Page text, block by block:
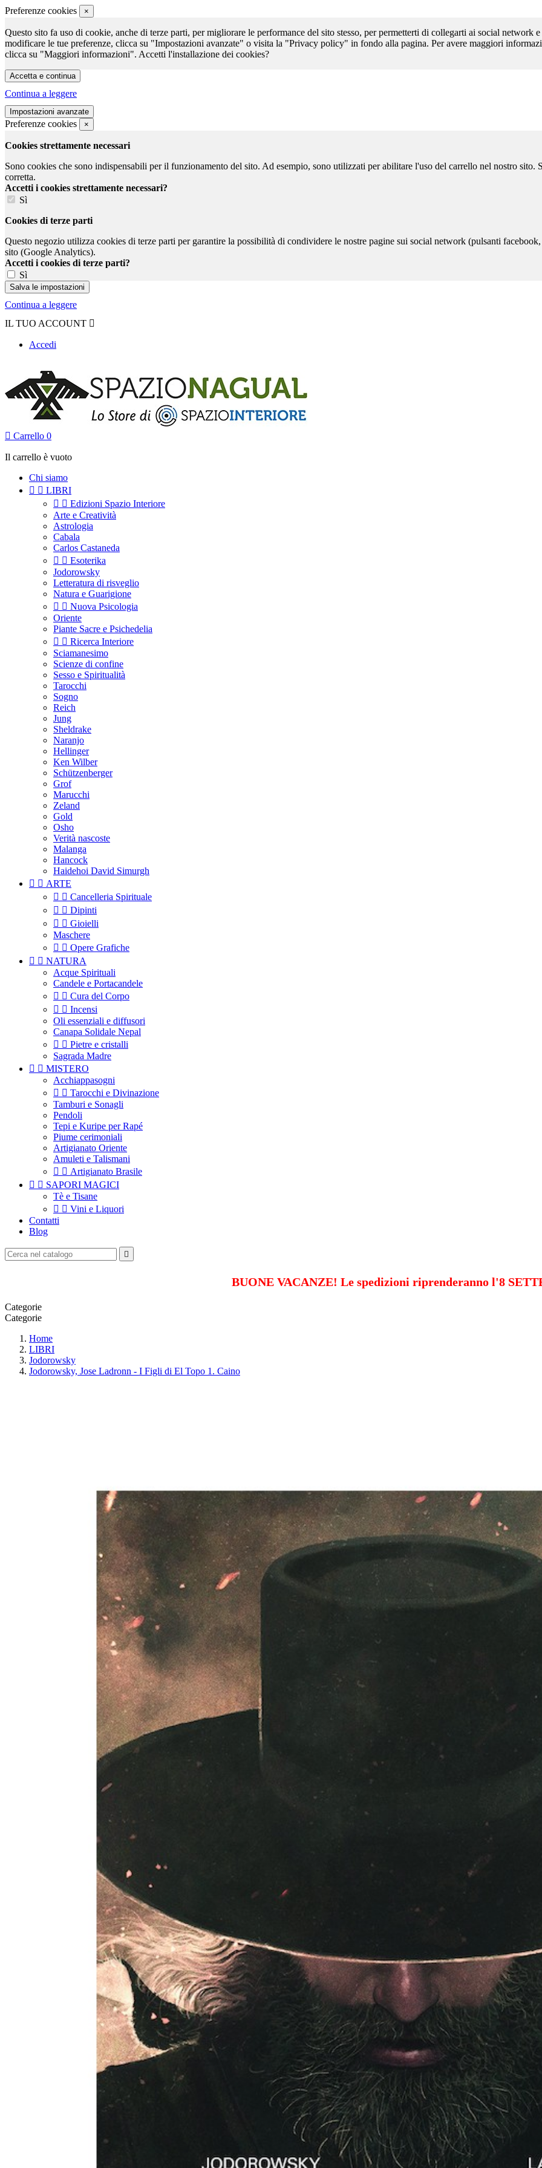
Preferenze cookies ×
Questo sito fa uso di cookie, anche di terze parti, per migliorare le performance del sito stesso, per permetterti di collegarti ai social network
modificare le tue preferenze, clicca su "Impostazioni avanzate" o visita la "Privacy policy" in fondo alla pagina. Per avere maggiori
clicca su "Maggiori informazioni". Accetti l'installazione dei cookies?
Continua a leggere
Preferenze cookies ×
Cookies strettamente necessari
Sono cookies che sono indispensabili per il funzionamento del sito. Ad esempio, sono utilizzati per abilitare l'uso del carrello nel nostro sito.
corretta.
Accetti i cookies strettamente necessari?
Sì
Cookies di terze parti
Questo negozio utilizza cookies di terze parti per garantire la possibilità di condividere le nostre pagine sui social network (pulsanti
sito (Google Analytics).
Accetti i cookies di terze parti?
Sì
Continua a leggere
IL TUO ACCOUNT 
Accedi
 Carrello 0
Il carrello è vuoto
Chi siamo
  LIBRI
  Edizioni Spazio Interiore
Arte e Creatività
Astrologia
Cabala
Carlos Castaneda
  Esoterika
Jodorowsky
Letteratura di risveglio
Natura e Guarigione
  Nuova Psicologia
Oriente
Piante Sacre e Psichedelia
  Ricerca Interiore
Sciamanesimo
Scienze di confine
Sesso e Spiritualità
Tarocchi
Sogno
Reich
Jung
Sheldrake
Naranjo
Hellinger
Ken Wilber
Schützenberger
Grof
Marucchi
Zeland
Gold
Osho
Verità nascoste
Malanga
Hancock
Haidehoi David Simurgh
  ARTE
  Cancelleria Spirituale
  Dipinti
  Gioielli
Maschere
  Opere Grafiche
  NATURA
Acque Spirituali
Candele e Portacandele
  Cura del Corpo
  Incensi
Oli essenziali e diffusori
Canapa Solidale Nepal
  Pietre e cristalli
Sagrada Madre
  MISTERO
Acchiappasogni
  Tarocchi e Divinazione
Tamburi e Sonagli
Pendoli
Tepi e Kuripe per Rapé
Piume cerimoniali
Artigianato Oriente
Amuleti e Talismani
  Artigianato Brasile
  SAPORI MAGICI
Tè e Tisane
  Vini e Liquori
Contatti
Blog

BUONE VACANZE! Le spedizioni riprenderanno l'8
Categorie
Categorie
Home
LIBRI
Jodorowsky
Jodorowsky, Jose Ladronn - I Figli di El Topo 1. Caino